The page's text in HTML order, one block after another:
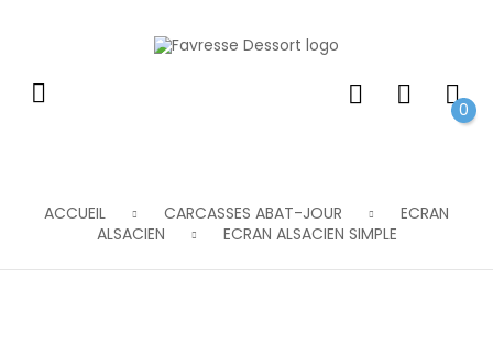
0
ACCUEIL CARCASSES ABAT-JOUR
ECRAN
ALSACIEN
ECRAN ALSACIEN SIMPLE